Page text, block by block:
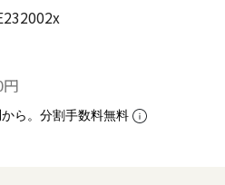
円
から。分割手数料無料